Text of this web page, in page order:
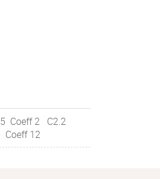
Coeff 2 C2.2
Coeff 12